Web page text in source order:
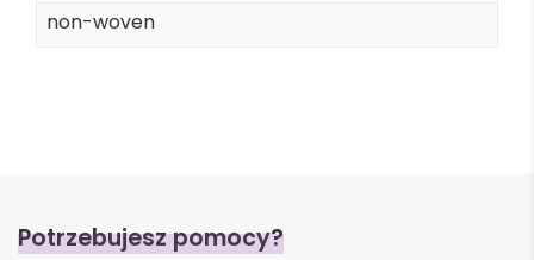
non-woven
Potrzebujesz pomocy?